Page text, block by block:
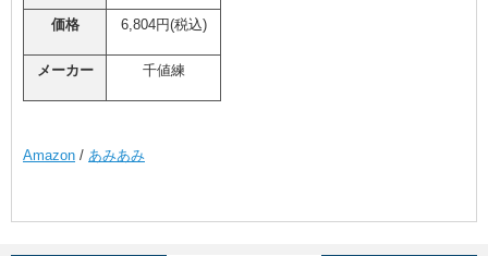
価格 6,804円(税込)
メーカー 千値練
Amazon / あみあみ